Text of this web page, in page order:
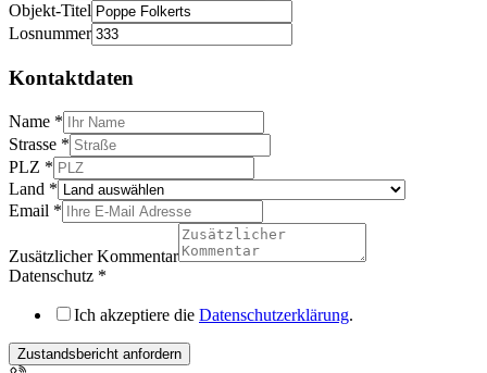
Objekt-Titel
Losnummer
Kontaktdaten
Name *
Strasse *
PLZ *
Land *
Email *
Zusätzlicher Kommentar
Datenschutz *
Ich akzeptiere die Datenschutzerklärung.
Zustandsbericht anfordern